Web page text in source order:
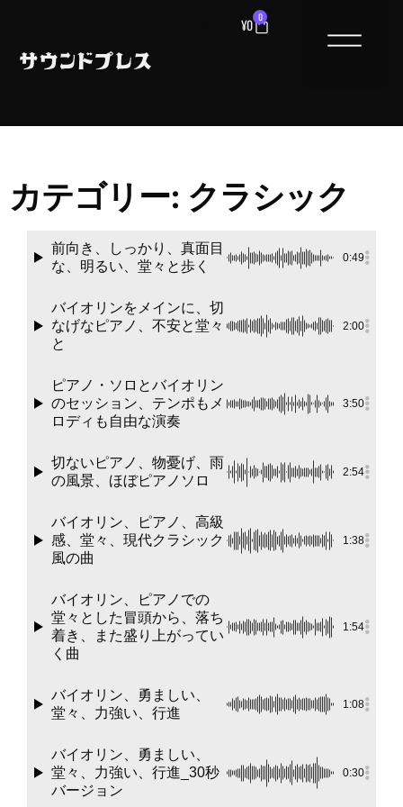
¥0 0
カテゴリー: クラシック
前向き、しっかり、真面目
な、明るい、堂々と歩く
0:49
バイオリンをメインに、切
なげなピアノ、不安と堂々
と
2:00
ピアノ・ソロとバイオリン
のセッション、テンポもメ
ロディも自由な演奏
3:50
切ないピアノ、物憂げ、雨
の風景、ほぼピアノソロ
2:54
バイオリン、ピアノ、高級
感、堂々、現代クラシック
風の曲
1:38
バイオリン、ピアノでの
堂々とした冒頭から、落ち
着き、また盛り上がってい
く曲
1:54
バイオリン、勇ましい、
堂々、力強い、行進
1:08
バイオリン、勇ましい、
堂々、力強い、行進_30秒
バージョン
0:30